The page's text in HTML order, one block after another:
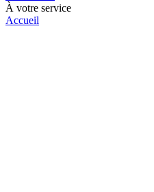
À votre service
Accueil